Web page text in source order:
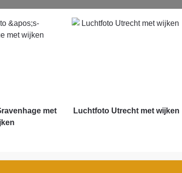
met
Luchtfoto Utrecht met wijken